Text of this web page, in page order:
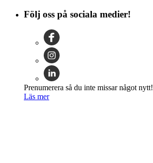
Följ oss på sociala medier!
Prenumerera så du inte missar något nytt!
Läs mer